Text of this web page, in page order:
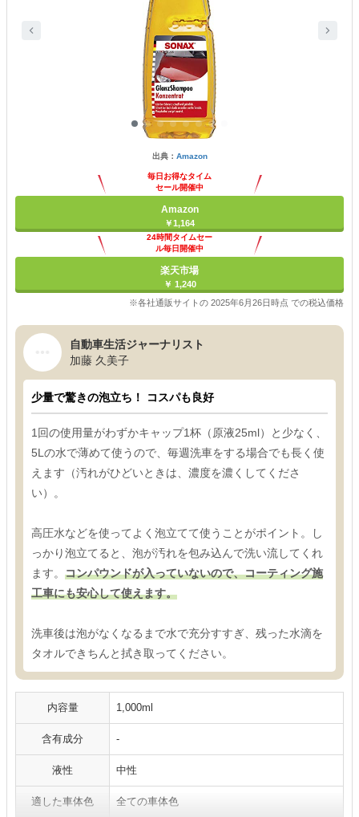
出典： Amazon
毎日お得なタイム
セール開催中
Amazon
￥1,164
24時間タイムセー
ル毎日開催中
楽天市場
￥ 1,240
※各社通販サイトの 2025年6月26日時点 での税込価格
自動車生活ジャーナリスト
加藤 久美子
少量で驚きの泡立ち！ コスパも良好
1回の使用量がわずかキャップ1杯（原液25ml）と少なく、
5Lの水で薄めて使うので、毎週洗車をする場合でも長く使
えます（汚れがひどいときは、濃度を濃くしてくださ
い）。
高圧水などを使ってよく泡立てて使うことがポイント。し
っかり泡立てると、泡が汚れを包み込んで洗い流してくれ
ます。 コンパウンドが入っていないので、コーティング施
工車にも安心して使えます。
洗車後は泡がなくなるまで水で充分すすぎ、残った水滴を
タオルできちんと拭き取ってください。
内容量 1,000ml
含有成分 -
液性 中性
適した車体色 全ての車体色